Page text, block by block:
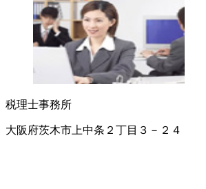
税理士事務所
大阪府茨木市上中条２丁目３－２４